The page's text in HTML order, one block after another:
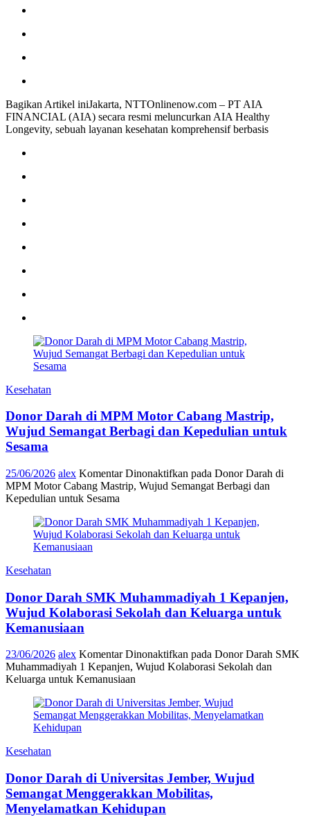
Bagikan Artikel iniJakarta, NTTOnlinenow.com – PT AIA
FINANCIAL (AIA) secara resmi meluncurkan AIA Healthy
Longevity, sebuah layanan kesehatan komprehensif berbasis
Kesehatan
Donor Darah di MPM Motor Cabang Mastrip,
Wujud Semangat Berbagi dan Kepedulian untuk
Sesama
25/06/2026 alex Komentar Dinonaktifkan pada Donor Darah di
MPM Motor Cabang Mastrip, Wujud Semangat Berbagi dan
Kepedulian untuk Sesama
Kesehatan
Donor Darah SMK Muhammadiyah 1 Kepanjen,
Wujud Kolaborasi Sekolah dan Keluarga untuk
Kemanusiaan
23/06/2026 alex Komentar Dinonaktifkan pada Donor Darah SMK
Muhammadiyah 1 Kepanjen, Wujud Kolaborasi Sekolah dan
Keluarga untuk Kemanusiaan
Kesehatan
Donor Darah di Universitas Jember, Wujud
Semangat Menggerakkan Mobilitas,
Menyelamatkan Kehidupan